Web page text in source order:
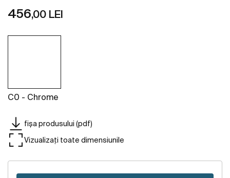
456,00 LEI
C0 - Chrome
fișa produsului (pdf)
Vizualizați toate dimensiunile